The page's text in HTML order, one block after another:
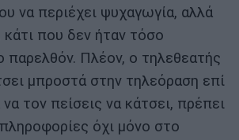
να περιέχει ψυχαγωγία, αλλά
που δεν ήταν τόσο
παρελθόν. Πλέον, ο τηλεθεατής
μπροστά στην τηλεόραση επί
τον πείσεις να κάτσει, πρέπει
όχι μόνο στο